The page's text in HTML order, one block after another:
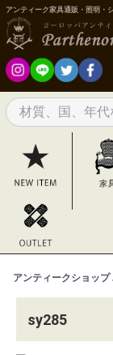
アンティーク家具通販・照明・
アンティークショップ
sy285